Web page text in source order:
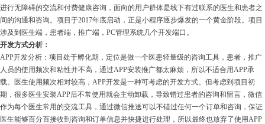
进行无障碍的交流和付费健康咨询，面向的用户群体是线下有过联系的医生和患者之
间的沟通和咨询。项目于2017年底启动，正是小程序逐步爆发的一个黄金阶段。项目
涉及到医生端，患者端，推广端，PC管理系统几个开发端口。
开发方式分析：
APP开发分析：项目处于孵化期，定位是做一个医患轻量级的咨询工具，患者，推广
人员的使用频次和粘性并不高，通过APP安装推广都太麻烦，所以不适合用APP承
载。医生使用频次相对较高，APP开发是一种可考虑的开发方式。但考虑到项目初
期，很多医生安装APP后不常使用就会主动卸载，导致错过患者的咨询和留言，微信
作为每个医生常用的交流工具，通过微信推送可以不错过任何一个订单和咨询，保证
医生能够百分百接收到咨询和订单信息并快捷进行处理，所以最终也放弃了使用APP